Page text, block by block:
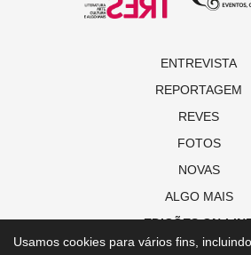
ENTREVISTA
REPORTAGEM
REVES
FOTOS
NOVAS
ALGO MAIS
EDIÇÕES ON-
Usamos cookies para vários fins,